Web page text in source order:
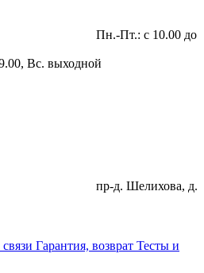
Пн.-Пт.: с 10.00 до
Вс. выходной
пр-д. Шелихова, д.
Гарантия, возврат Тесты и